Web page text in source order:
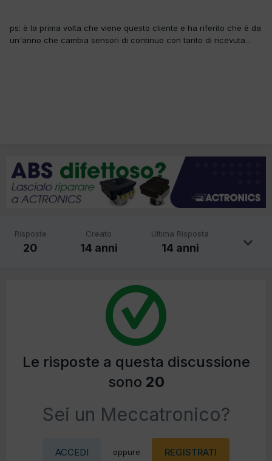
ps: è la prima volta che viene questo cliente e ha riferito che è da
un'anno che cambia sensori di continuo con tanto di ricevuta...
Risposte
20
Creato
14 anni
Ultima Risposta
14 anni
Le risposte a questa discussione
sono 20
Sei un Meccatronico?
ACCEDI oppure REGISTRATI